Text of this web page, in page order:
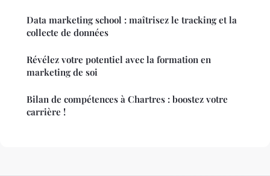
Data marketing school : maîtrisez le tracking et la
collecte de données
Révélez votre potentiel avec la formation en
marketing de soi
Bilan de compétences à Chartres : boostez votre
carrière !